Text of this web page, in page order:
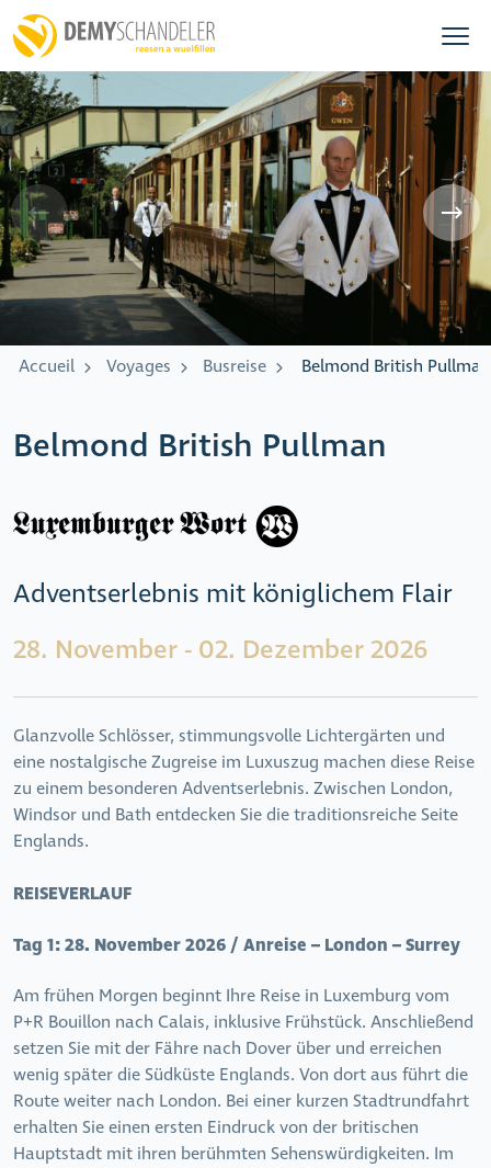
Accueil Voyages Busreise Belmond British Pullman
Belmond British Pullman
Adventserlebnis mit königlichem Flair
28. November - 02. Dezember 2026
Glanzvolle Schlösser, stimmungsvolle Lichtergärten und
eine nostalgische Zugreise im Luxuszug machen diese Reise
zu einem besonderen Adventserlebnis. Zwischen London,
Windsor und Bath entdecken Sie die traditionsreiche Seite
Englands.
REISEVERLAUF
Tag 1:28. November 2026 / Anreise – London – Surrey
Am frühen Morgen beginnt Ihre Reise in Luxemburg vom
P+R Bouillon nach Calais, inklusive Frühstück. Anschließend
setzen Sie mit der Fähre nach Dover über und erreichen
wenig später die Südküste Englands. Von dort aus führt die
Route weiter nach London. Bei einer kurzen Stadtrundfahrt
erhalten Sie einen ersten Eindruck von der britischen
Hauptstadt mit ihren berühmten Sehenswürdigkeiten. Im